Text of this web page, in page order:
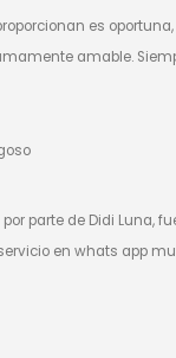
es
amable.
parte de Didi Luna,
en whats app